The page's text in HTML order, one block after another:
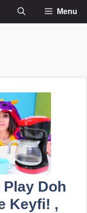
Menu
Doh
Keyfi! ,